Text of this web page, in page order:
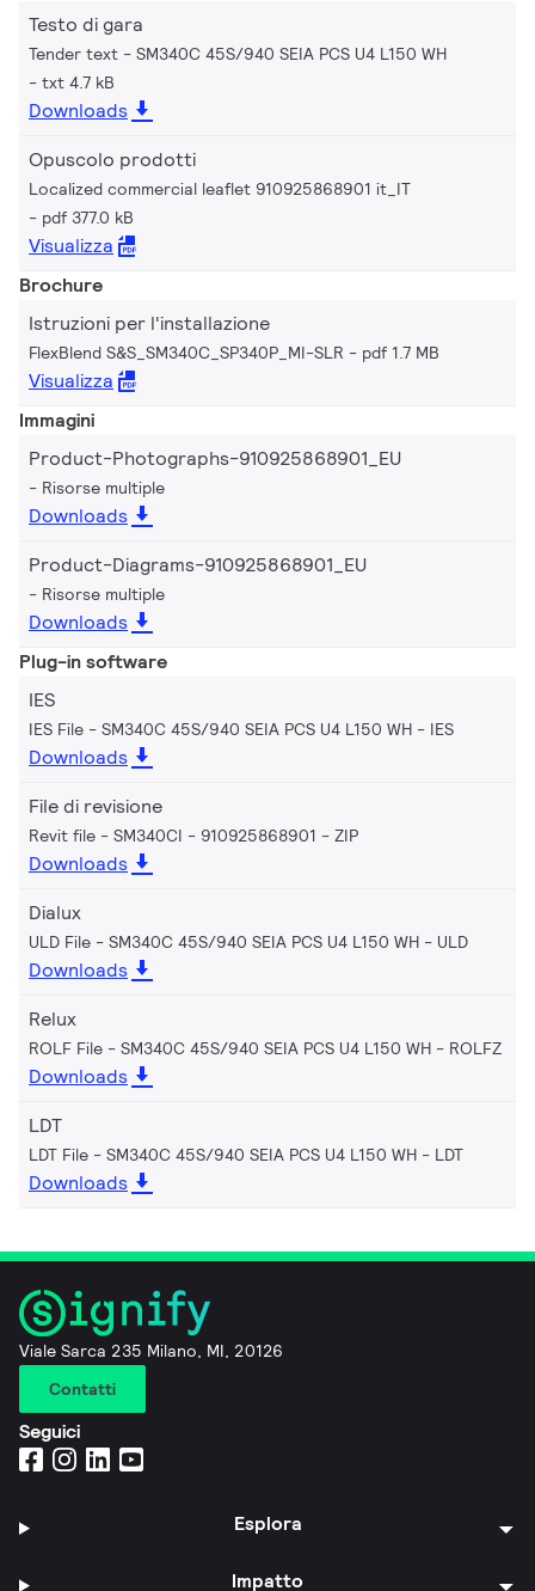
Testo di gara
Tender text - SM340C 45S/940 SEIA PCS U4 L150 WH
txt 4.7 kB
Downloads
Opuscolo prodotti
Localized commercial leaflet 910925868901 it_IT
pdf 377.0 kB
Visualizza
Brochure
Istruzioni per l'installazione
FlexBlend S&S_SM340C_SP340P_MI-SLR pdf 1.7 MB
Visualizza
Immagini
Product-Photographs-910925868901_EU
Risorse multiple
Downloads
Product-Diagrams-910925868901_EU
Risorse multiple
Downloads
Plug-in software
IES
IES File - SM340C 45S/940 SEIA PCS U4 L150 WH IES
Downloads
File di revisione
Revit file - SM340CI - 910925868901 ZIP
Downloads
Dialux
ULD File - SM340C 45S/940 SEIA PCS U4 L150 WH ULD
Downloads
Relux
ROLF File - SM340C 45S/940 SEIA PCS U4 L150 WH ROLFZ
Downloads
LDT
LDT File - SM340C 45S/940 SEIA PCS U4 L150 WH LDT
Downloads
Viale Sarca 235 Milano, MI, 20126
Contatti
Seguici
Esplora
Impatto